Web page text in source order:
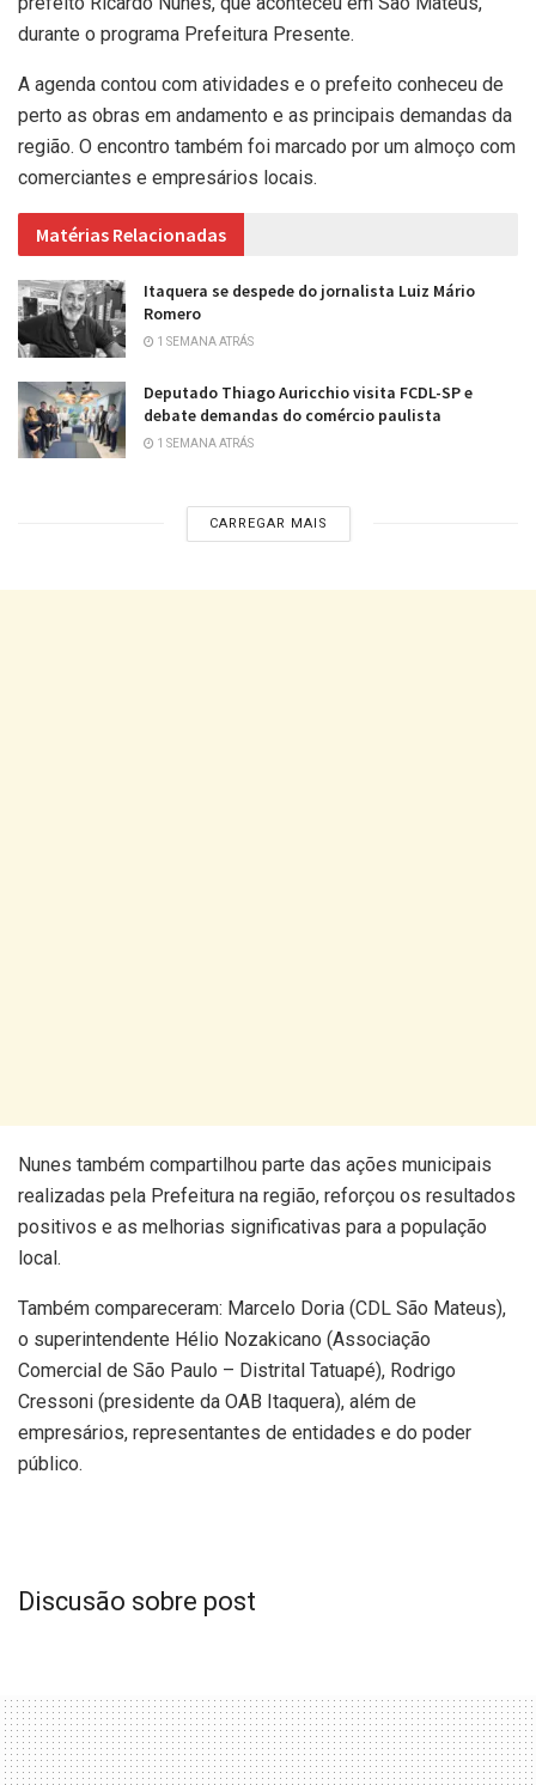
durante o programa Prefeitura Presente.
A agenda contou com atividades e o prefeito conheceu de
perto as obras em andamento e as principais demandas da
região. O encontro também foi marcado por um almoço com
comerciantes e empresários locais.
Matérias Relacionadas
Itaquera se despede do jornalista Luiz Mário
Romero
1 SEMANA ATRÁS
Deputado Thiago Auricchio visita FCDL-SP e
debate demandas do comércio paulista
1 SEMANA ATRÁS
CARREGAR MAIS
Nunes também compartilhou parte das ações municipais
realizadas pela Prefeitura na região, reforçou os resultados
positivos e as melhorias significativas para a população
local.
Também compareceram: Marcelo Doria (CDL São Mateus),
o superintendente Hélio Nozakicano (Associação
Comercial de São Paulo – Distrital Tatuapé), Rodrigo
Cressoni (presidente da OAB Itaquera), além de
empresários, representantes de entidades e do poder
público.
Discusão sobre post